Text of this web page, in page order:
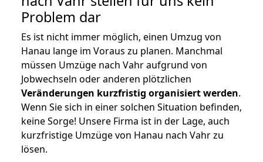
Problem dar
Es ist nicht immer möglich, einen Umzug von
Hanau lange im Voraus zu planen. Manchmal
müssen Umzüge nach Vahr aufgrund von
Jobwechseln oder anderen plötzlichen
Veränderungen kurzfristig organisiert werden.
Wenn Sie sich in einer solchen Situation befinden,
keine Sorge! Unsere Firma ist in der Lage, auch
kurzfristige Umzüge von Hanau nach Vahr zu
lösen.